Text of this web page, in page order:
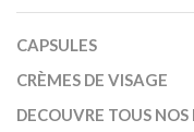
CAPSULES
CRÈMES DE VISAGE
DECOUVRE TOUS